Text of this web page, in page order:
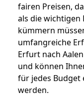
fairen Preisen,
als die wichtigen
kümmern
umfangreiche
Erfurt nach
und können
für jedes Budget
werden.